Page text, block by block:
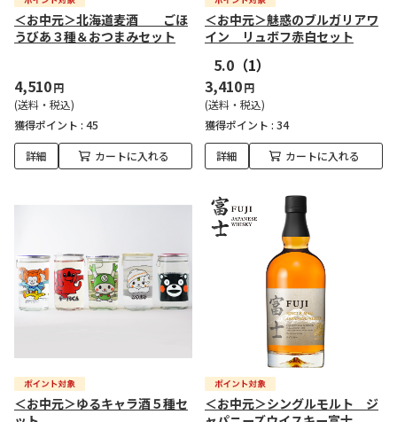
＜お中元＞北海道麦酒 ごほ
うびあ３種＆おつまみセット
4,510円
(送料・税込)
獲得ポイント : 45
詳細 カートに入れる
＜お中元＞魅惑のブルガリアワ
イン リュボフ赤白セット
5.0 （1）
3,410円
(送料・税込)
獲得ポイント : 34
詳細 カートに入れる
＜お中元＞ゆるキャラ酒５種セ
＜お中元＞シングルモルト ジ